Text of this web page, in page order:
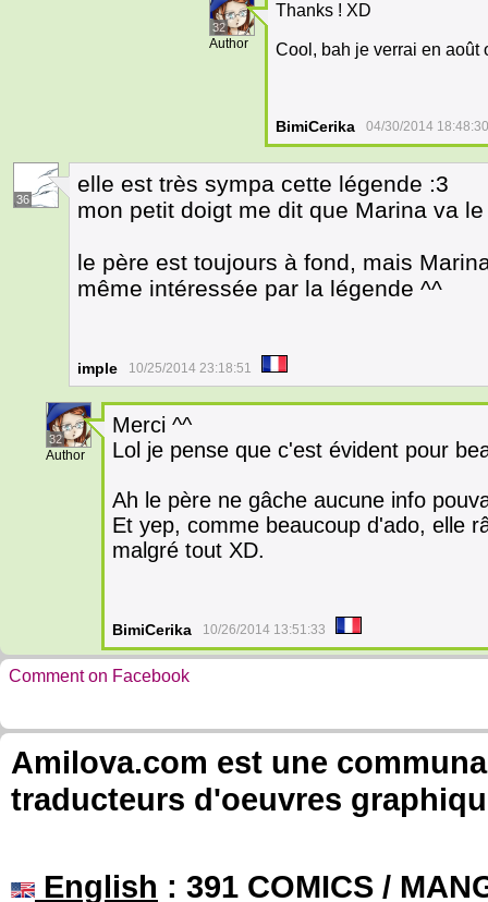
32
Author
Thanks ! XD
Cool, bah je verrai en août
BimiCerika 04/30/2014 18:48:30
36
elle est très sympa cette légende :3
mon petit doigt me dit que Marina va
le père est toujours à fond, mais
même intéressée par la légende ^^
imple 10/25/2014 23:18:51
32
Author
Merci ^^
Lol je pense que c'est évident pour
Ah le père ne gâche aucune info
Et yep, comme beaucoup d'ado, elle
malgré tout XD.
BimiCerika 10/26/2014 13:51:33
Comment on Facebook
Amilova.com est une
traducteurs d'oeuvres
English : 391 COMICS /